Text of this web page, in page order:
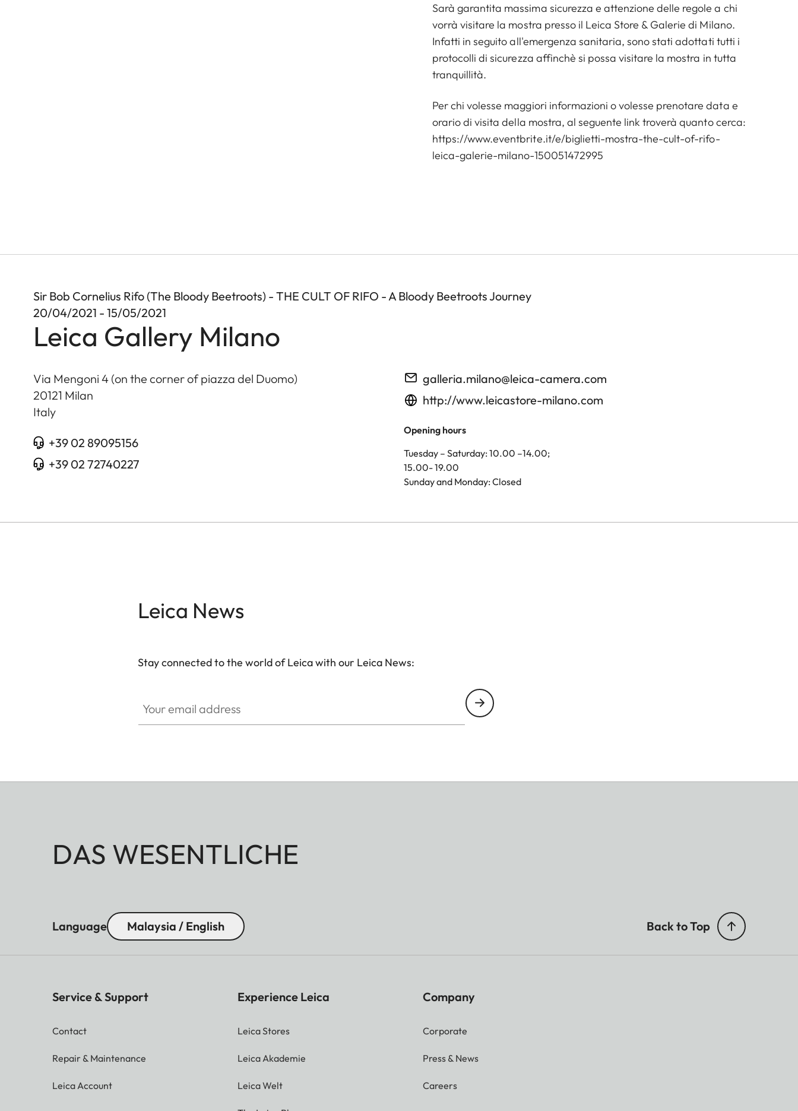
Sarà garantita massima sicurezza e attenzione delle regole a chi
vorrà visitare la mostra presso il Leica Store & Galerie di Milano.
Infatti in seguito all'emergenza sanitaria, sono stati adottati tutti i
protocolli di sicurezza affinchè si possa visitare la mostra in tutta
tranquillità.
Per chi volesse maggiori informazioni o volesse prenotare data e
orario di visita della mostra, al seguente link troverà quanto cerca:
https://www.eventbrite.it/e/biglietti-mostra-the-cult-of-rifo-
leica-galerie-milano-150051472995
Sir Bob Cornelius Rifo (The Bloody Beetroots) - THE CULT OF RIFO - A Bloody Beetroots Journey
20/04/2021 - 15/05/2021
Leica Gallery Milano
Via Mengoni 4 (on the corner of piazza del Duomo)
20121 Milan
Italy
+39 02 89095156
+39 02 72740227
galleria.milano@leica-camera.com
http://www.leicastore-milano.com
Opening hours
Tuesday – Saturday: 10.00 –14.00;
15.00- 19.00
Sunday and Monday: Closed
Leica News
Stay connected to the world of Leica with our Leica News:
DAS WESENTLICHE
Language Malaysia / English Back to Top
Service & Support
Contact
Repair & Maintenance
Leica Account
Experience Leica
Leica Stores
Leica Akademie
Leica Welt
Company
Corporate
Press & News
Careers